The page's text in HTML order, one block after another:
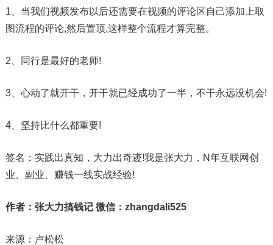
1、当我们视频发布以后还需要在视频的评论区自己添加上取
图流程的评论,然后置顶,这样整个流程才算完整。
2、同行是最好的老师!
3、心动了就开干，开干就已经成功了一半，不干永远没机会!
4、坚持比什么都重要!
签名：实践出真知，大力出奇迹!我是张大力，N年互联网创
业、副业、赚钱一线实战经验!
作者：张大力搞钱记 微信：zhangdali525
来源：卢松松